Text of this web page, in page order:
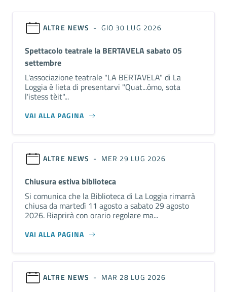
ALTRE NEWS - GIO 30 LUG 2026
Spettacolo teatrale la BERTAVELA sabato 05
settembre
L'associazione teatrale "LA BERTAVELA" di La
Loggia è lieta di presentarvi "Quat...òmo, sota
l'istess tèit"...
VAI ALLA PAGINA
ALTRE NEWS - MER 29 LUG 2026
Chiusura estiva biblioteca
Si comunica che la Biblioteca di La Loggia rimarrà
chiusa da martedì 11 agosto a sabato 29 agosto
2026. Riaprirà con orario regolare ma...
VAI ALLA PAGINA
ALTRE NEWS - MAR 28 LUG 2026